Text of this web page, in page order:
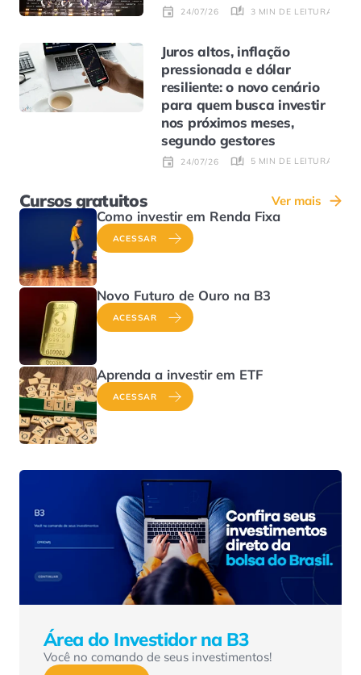
24/07/26 3 MIN DE LEITURA
Juros altos, inflação
pressionada e dólar
resiliente: o novo cenário
para quem busca investir
nos próximos meses,
segundo gestores
24/07/26 5 MIN DE LEITURA
Cursos gratuitos Ver mais
Como investir em Renda Fixa
ACESSAR
Novo Futuro de Ouro na B3
ACESSAR
Aprenda a investir em ETF
ACESSAR
Área do Investidor na B3
Você no comando de seus investimentos!